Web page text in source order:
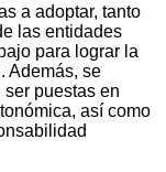
a adoptar, tanto
las entidades
para lograr la
Además, se
puestas en
así como